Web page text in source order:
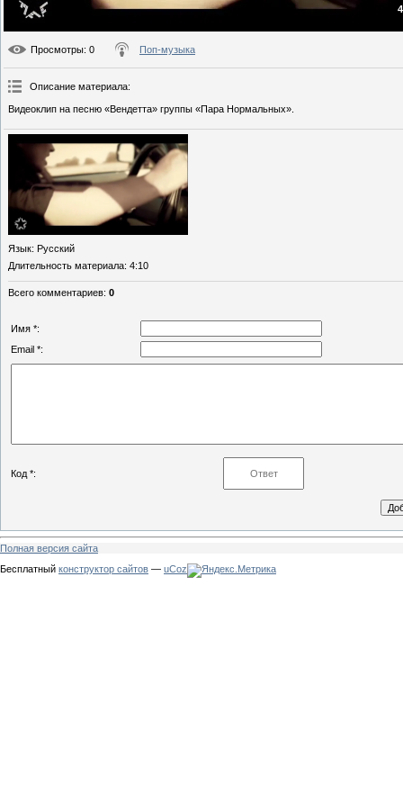
Просмотры: 0 Поп-музыка
Описание материала:
Видеоклип на песню «Вендетта» группы «Пара Нормальных».
Язык: Русский
Длительность материала: 4:10
Всего комментариев: 0
Имя *:
Email *:
Код *:
Полная версия сайта
Бесплатный конструктор сайтов — uCoz